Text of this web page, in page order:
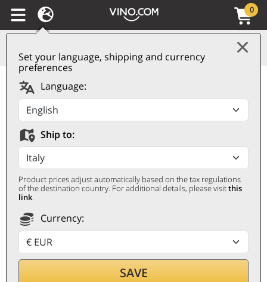
Set your language, shipping and currency
preferences
Language:
Ship to:
Product prices adjust automatically based on the tax regulations
of the destination country. For additional details, please visitthis
link.
Currency:
SAVE
0
Chianti Rufina DOCG
Riserva Vigna
Montesodi Castello
Nipozzano 2022
Frescobaldi
FRESCOBALDI
0,75 ℓ